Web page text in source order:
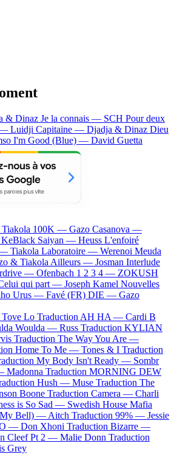
& Dinaz Je la connais — SCH Pour deux
— Luidji Capitaine — Djadja & Dinaz Dieu
I'm Good (Blue) — David Guetta
100K — Gazo Casanova —
KeBlack Saiyan — Heuss L'enfoiré
— Tiakola Laboratoire — Werenoi Meuda
& Tiakola Ailleurs — Josman Interlude
— Ofenbach 1 2 3 4 — ZOKUSH
qui part — Joseph Kamel Nouvelles
Urus — Favé (FR) DIE — Gazo
Tove Lo Traduction AH HA — Cardi B
Woulda — Russ Traduction KYLIAN
Traduction The Way You Are —
Home To Me — Tones & I Traduction
My Body Isn't Ready — Sombr
Madonna Traduction MORNING DEW
Hush — Muse Traduction The
Boone Traduction Camera — Charli
is So Sad — Swedish House Mafia
My Bell) — Aitch Traduction 99% — Jessie
— Don Xhoni Traduction Bizarre —
Cleef Pt 2 — Malie Donn Traduction
Grey